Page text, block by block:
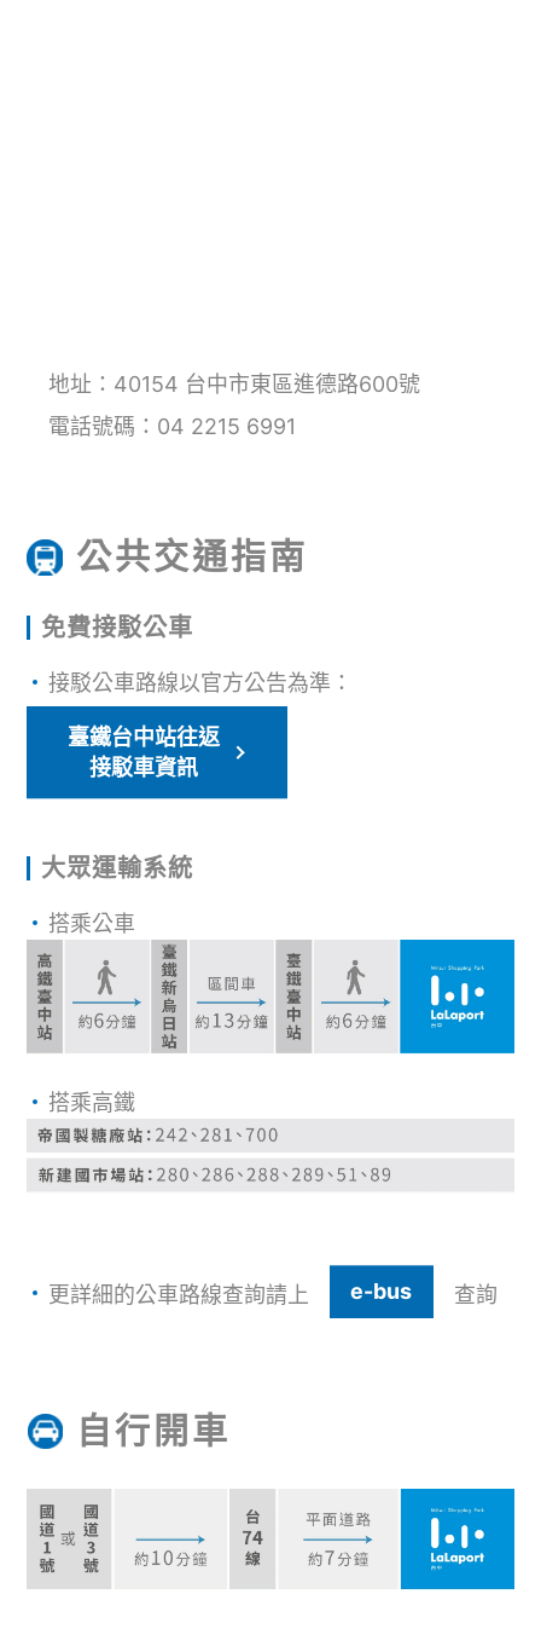
地址：40154 台中市東區進德路600號
電話號碼：04 2215 6991
公共交通指南
免費接駁公車
接駁公車路線以官方公告為準：
臺鐵台中站往返
接駁車資訊
大眾運輸系統
搭乘公車
搭乘高鐵
更詳細的公車路線查詢請上 e-bus 查詢
自行開車